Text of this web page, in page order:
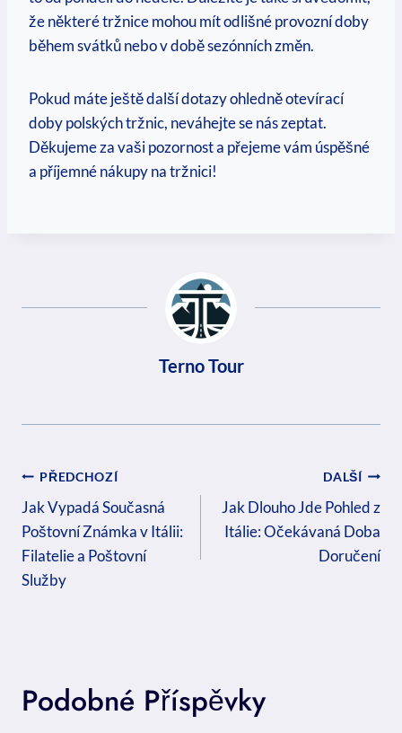
že některé tržnice mohou mít odlišné provozní doby
během svátků nebo v době sezónních změn.
Pokud máte ještě další dotazy ohledně otevírací
doby polských tržnic, neváhejte se nás zeptat.
Děkujeme za vaši pozornost a přejeme vám úspěšné
a příjemné nákupy na tržnici!
Terno Tour
Navigace
Pro
Příspěvek
PŘEDCHOZÍ
Jak Vypadá Současná
Poštovní Známka v Itálii:
Filatelie a Poštovní
Služby
DALŠÍ
Jak Dlouho Jde Pohled z
Itálie: Očekávaná Doba
Doručení
Podobné Příspěvky